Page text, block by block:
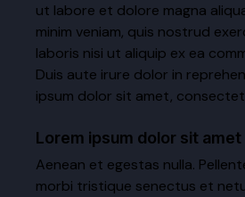
ut labore et dolore magna
minim veniam, quis nostrud
laboris nisi ut aliquip ex ea
Duis aute irure dolor in
ipsum dolor sit amet,
Lorem ipsum dolor sit amet
Aenean et egestas nulla.
morbi tristique senectus et